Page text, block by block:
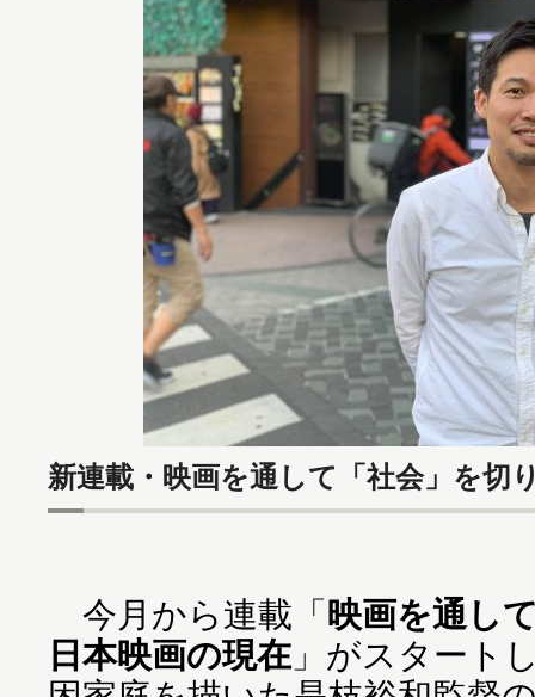
新連載・映画を通して「社会」を切
今月から連載「映画を通し
日本映画の現在 」がスタート